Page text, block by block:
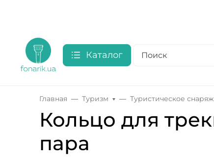
Каталог
Главная Туризм Туристическое
Кольцо для
пара